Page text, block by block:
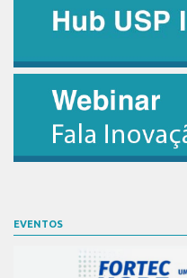
EVENTOS